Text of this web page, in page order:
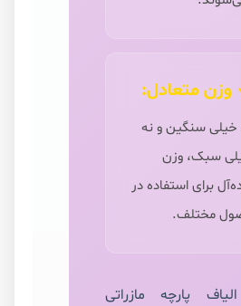
متعادل:
خیلی سنگین و نه
سبک، وزن
برای استفاده در
مختلف.
پارچه مازراتی